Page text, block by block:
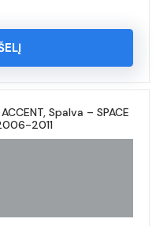
Spalva – SPACE
2011